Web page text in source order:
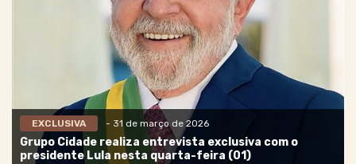
EXCLUSIVA - 31 de março de 2026
Grupo Cidade realiza entrevista exclusiva com o
presidente Lula nesta quarta-feira (01)